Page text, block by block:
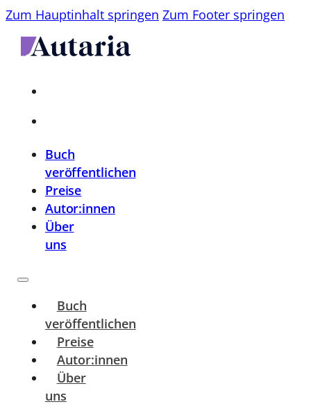
Zum Hauptinhalt springen Zum Footer springen
Buch
veröffentlichen
Preise
Autor:innen
Über
uns
Buch
veröffentlichen
Preise
Autor:innen
Über
uns